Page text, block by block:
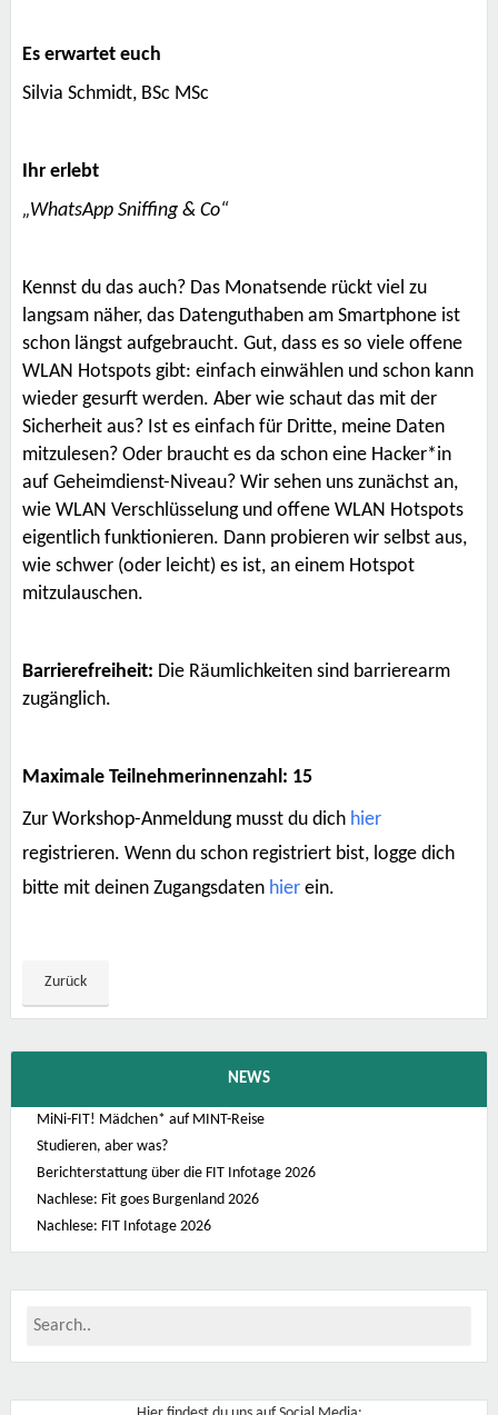
Es erwartet euch
Silvia Schmidt, BSc MSc
Ihr erlebt
„WhatsApp Sniffing & Co“
Kennst du das auch? Das Monatsende rückt viel zu
langsam näher, das Datenguthaben am Smartphone ist
schon längst aufgebraucht. Gut, dass es so viele offene
WLAN Hotspots gibt: einfach einwählen und schon kann
wieder gesurft werden. Aber wie schaut das mit der
Sicherheit aus? Ist es einfach für Dritte, meine Daten
mitzulesen? Oder braucht es da schon eine Hacker*in
auf Geheimdienst-Niveau? Wir sehen uns zunächst an,
wie WLAN Verschlüsselung und offene WLAN Hotspots
eigentlich funktionieren. Dann probieren wir selbst aus,
wie schwer (oder leicht) es ist, an einem Hotspot
mitzulauschen.
Barrierefreiheit: Die Räumlichkeiten sind barrierearm
zugänglich.
Maximale Teilnehmerinnenzahl: 15
Zur Workshop-Anmeldung musst du dich hier
registrieren. Wenn du schon registriert bist, logge dich
bitte mit deinen Zugangsdaten hier ein.
Zurück
NEWS
MiNi-FIT! Mädchen* auf MINT-Reise
Studieren, aber was?
Berichterstattung über die FIT Infotage 2026
Nachlese: Fit goes Burgenland 2026
Nachlese: FIT Infotage 2026